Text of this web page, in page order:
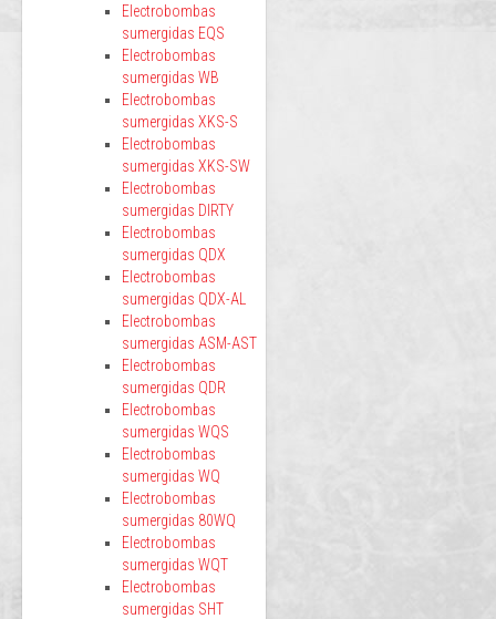
Electrobombas
sumergidas EQS
Electrobombas
sumergidas WB
Electrobombas
sumergidas XKS-S
Electrobombas
sumergidas XKS-SW
Electrobombas
sumergidas DIRTY
Electrobombas
sumergidas QDX
Electrobombas
sumergidas QDX-AL
Electrobombas
sumergidas ASM-AST
Electrobombas
sumergidas QDR
Electrobombas
sumergidas WQS
Electrobombas
sumergidas WQ
Electrobombas
sumergidas 80WQ
Electrobombas
sumergidas WQT
Electrobombas
sumergidas SHT